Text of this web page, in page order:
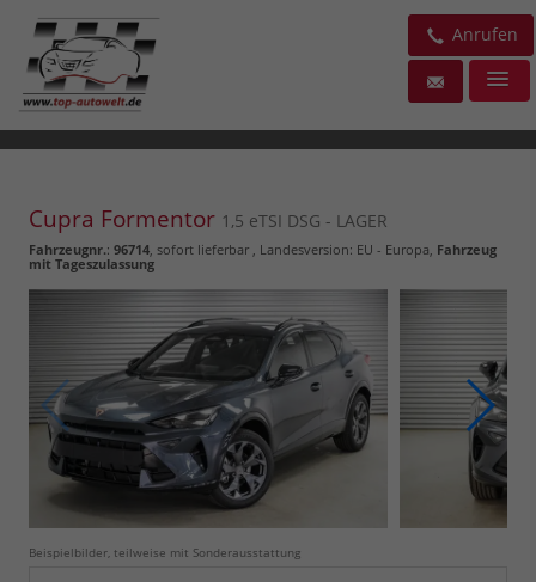
Anrufen
Cupra Formentor 1,5 eTSI DSG - LAGER
Fahrzeugnr.: 96714 sofort lieferbar , Landesversion: EU - Europa, Fahrzeug
mit Tageszulassung
Beispielbilder, teilweise mit Sonderausstattung